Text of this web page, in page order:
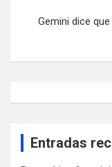
Gemini dice
Entradas